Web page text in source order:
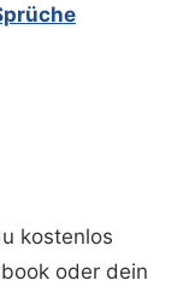
kostenlos
oder dein